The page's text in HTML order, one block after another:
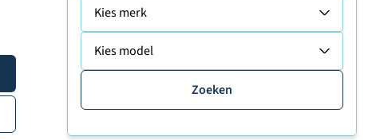
Kies merk
Kies model
Zoeken